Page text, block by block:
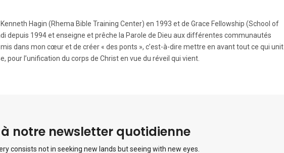
Hagin (Rhema Bible Training Center) en 1993 et de Grace Fellowship (School of
depuis 1994 et enseigne et prêche la Parole de Dieu aux différentes communautés
dans mon cœur et de créer « des ponts », c’est-à-dire mettre en avant tout ce qui unit
pour l’unification du corps de Christ en vue du réveil qui vient.
notre newsletter quotidienne
consists not in seeking new lands but seeing with new eyes.